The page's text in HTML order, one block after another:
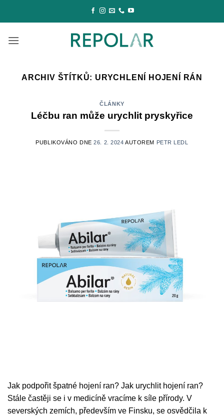
ARCHIV ŠTÍTKŮ: URYCHLENÍ HOJENÍ RÁN
ČLÁNKY
Léčbu ran může urychlit pryskyřice
PUBLIKOVÁNO DNE26. 2. 2024 AUTOREM PETR LEDL
Jak podpořit špatné hojení ran? Jak urychlit hojení ran?
Stále častěji se i v medicíně vracíme k síle přírody. V
severských zemích, především ve Finsku, se osvědčila k